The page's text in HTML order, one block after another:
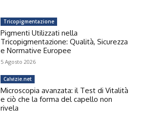
Tricopigmentazione
Pigmenti Utilizzati nella
Tricopigmentazione: Qualità, Sicurezza
e Normative Europee
5 Agosto 2026
Calvizie.net
Microscopia avanzata: il Test di Vitalità
e ciò che la forma del capello non
rivela